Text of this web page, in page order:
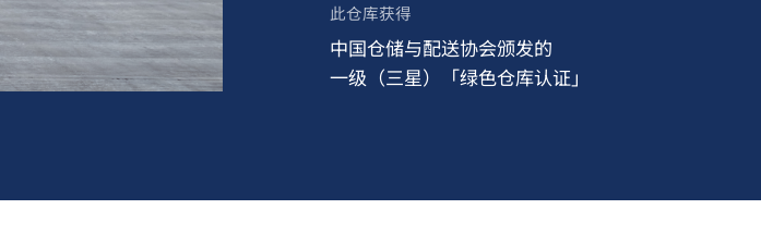
此仓库获得
中国仓储与配送协会颁发的
一级（三星）「绿色仓库认证」